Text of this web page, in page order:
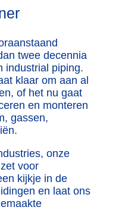
twee decennia
industrial piping.
klaar om aan al
of het nu gaat
en monteren
gassen,
onze
voor
kijkje in de
en laat ons